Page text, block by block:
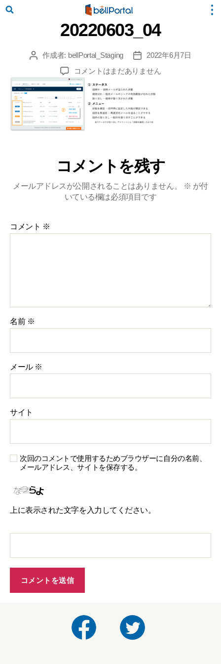
20220603_04
投
者
作成者: bellPortal_Staging
投
稿
日
2022年6月7日
20220603_04
へ
の
コメントはまだありません
コメントを残す
メールアドレスが公開されることはありません。 ※ が付
いている欄は必須項目です
コメント ※
名前 ※
メール ※
サイト
次回のコメントで使用するためブラウザーに自分の名前、
メールアドレス、サイトを保存する。
上に表示された文字を入力してください。